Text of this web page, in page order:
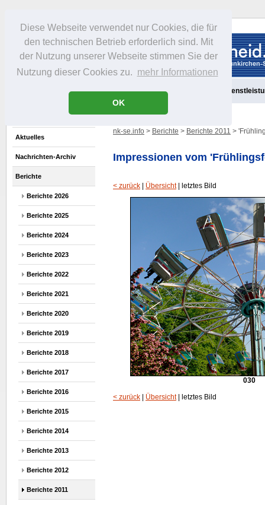
Diese Webseite verwendet nur Cookies, die für
den technischen Betrieb erforderlich sind. Mit
der Nutzung unserer Webseite stimmen Sie der
Nutzung dieser Cookies zu. mehr Informationen
OK
Portrait Freizeit Gastronomie
Aktuelles
Nachrichten-Archiv
Berichte
Berichte 2026
Berichte 2025
Berichte 2024
Berichte 2023
Berichte 2022
Berichte 2021
Berichte 2020
Berichte 2019
Berichte 2018
Berichte 2017
Berichte 2016
Berichte 2015
Berichte 2014
Berichte 2013
Berichte 2012
Berichte 2011
nk-se.info > Berichte > Berichte 2011 >
Impressionen vom
< zurück Übersicht| letztes Bild
030
< zurück
Übersicht| letztes Bild